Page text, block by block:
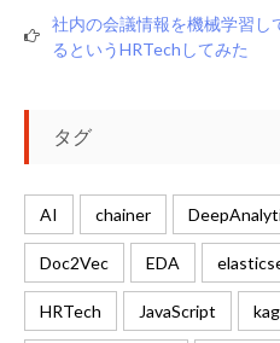
社内の会議情報を機械学習し
るというHRTechしてみた
タグ
AI chainer
Doc2Vec EDA
HRTech JavaScript